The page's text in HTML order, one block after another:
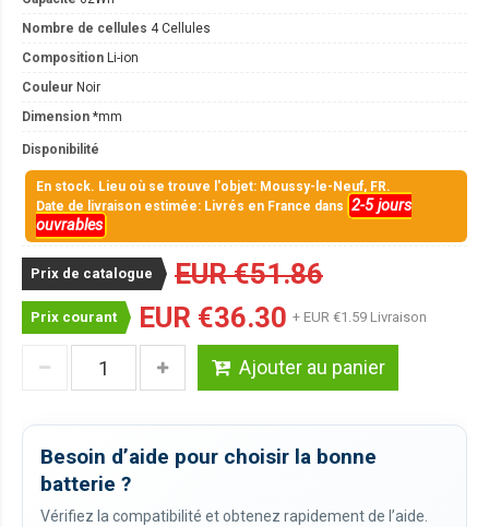
Nombre de cellules 4 Cellules
Composition Li-ion
Couleur Noir
Dimension *mm
Disponibilité
En stock. Lieu où se trouve l'objet: Moussy-le-Neuf, FR.
Date de livraison estimée: Livrés en France dans 2-5 jours
ouvrables
Prix de catalogue EUR €51.86
Prix courant EUR €36.30 + EUR €1.59 Livraison
Ajouter au panier
Besoin d’aide pour choisir la bonne
batterie ?
Vérifiez la compatibilité et obtenez rapidement de l’aide.